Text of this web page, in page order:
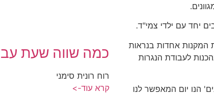
יחד עם ילדי צמי"ד.
המקנות אחדות בנראות
לעבודת הנגרות
הנו יום המאפשר לנו
כמה שווה שעת
רוח רונית סימני
קרא עוד->